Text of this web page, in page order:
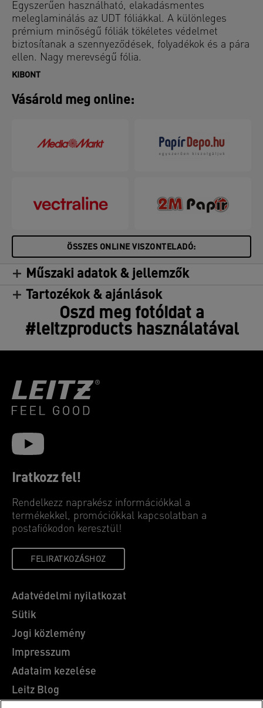
Egyszerűen használható, elakadásmentes
meleglaminálás az UDT fóliákkal. A különleges
prémium minőségű fóliák tökéletes védelmet
biztosítanak a szennyeződések, folyadékok és a pára
ellen. Nagy merevségű fólia.
KIBONT
Vásárold meg online:
ÖSSZES ONLINE VISZONTELADÓ:
Műszaki adatok & jellemzők
Tartozékok & ajánlások
Oszd meg fotóidat a
#leitzproducts használatával
Iratkozz fel!
Rendelkezz naprakész információkkal a
termékekkel, promóciókkal kapcsolatban a
postafiókodon keresztül!
FELIRATKOZÁSHOZ
Adatvédelmi nyilatkozat
Sütik
Jogi közlemény
Impresszum
Adataim kezelése
Leitz Blog